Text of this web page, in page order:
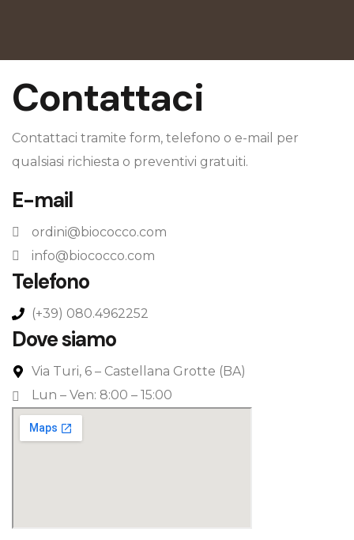
Contattaci
Contattaci tramite form, telefono o e-mail per
qualsiasi richiesta o preventivi gratuiti.
E-mail
ordini@biococco.com
info@biococco.com
Telefono
(+39) 080.4962252
Dove siamo
Via Turi, 6 – Castellana Grotte (BA)
Lun – Ven: 8:00 – 15:00